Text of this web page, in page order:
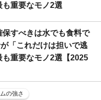
重要なモノ2選
保すべきは水でも食料で
「これだけは担いで逃
も重要なモノ2選【2025
の強さ